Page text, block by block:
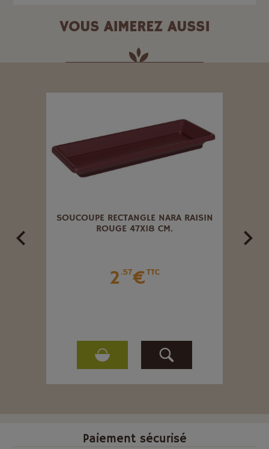
VOUS AIMEREZ AUSSI
SOUCOUPE RECTANGLE NARA RAISIN
ROUGE 47X18 CM.
2.57€TTC
Paiement sécurisé